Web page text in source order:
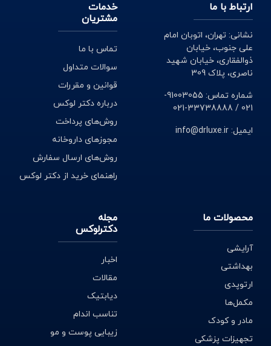
ارتباط با ما
نشانی: تهران، اتوبان امام
علی جنوب، خیابان
ذوالفقاری، خیابان شهید
ناصری، پلاک 309
شماره تماس: 91003055-
021 / 33738888-021
ایمیل: info@drluxe.ir
خدمات
مشتریان
تماس با ما
سوالات متداول
قوانین و مقررات
درباره دکتر لوکس
روش‌های پرداخت
مجوزهای داروخانه
روش‌های ارسال سفارش
راهنمای خرید از دکتر لوکس
محصولات ما
آرایشی
بهداشتی
ارتوپدی
مکمل‌ها
مادر و کودک
تجهیزات پزشکی
مجله
دکترلوکس
اخبار
مقالات
دیابتیک
تناسب اندام
زیبایی پوست و مو